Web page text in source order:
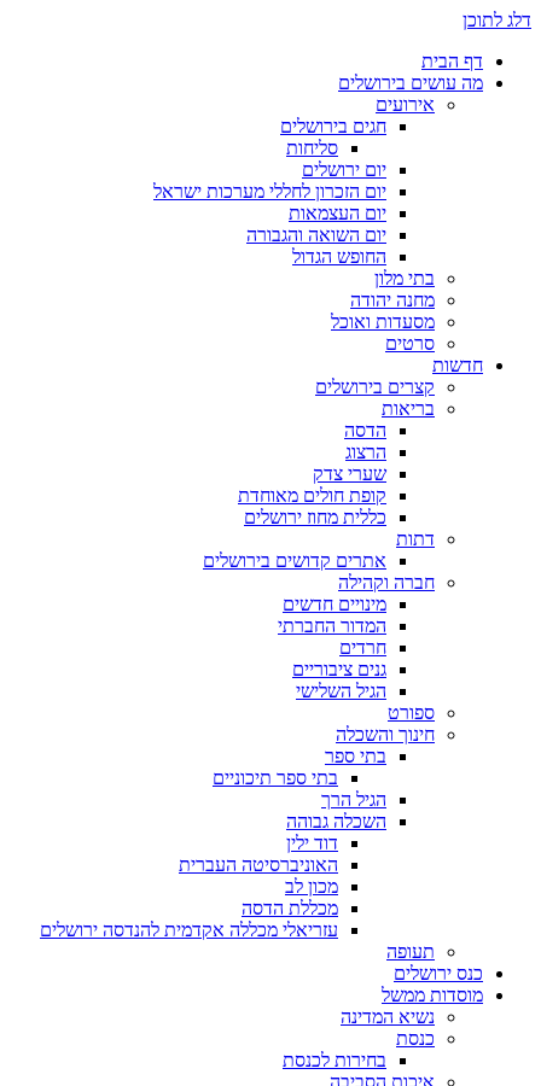
דלג לתוכן
דף הבית
מה עושים בירושלים
אירועים
חגים בירושלים
סליחות
יום ירושלים
יום הזכרון לחללי מערכות ישראל
יום העצמאות
יום השואה והגבורה
החופש הגדול
בתי מלון
מחנה יהודה
מסעדות ואוכל
סרטים
חדשות
קצרים בירושלים
בריאות
הדסה
הרצוג
שערי צדק
קופת חולים מאוחדת
כללית מחוז ירושלים
דתות
אתרים קדושים בירושלים
חברה וקהילה
מינויים חדשים
המדור החברתי
חרדים
גנים ציבוריים
הגיל השלישי
ספורט
חינוך והשכלה
בתי ספר
בתי ספר תיכוניים
הגיל הרך
השכלה גבוהה
דוד ילין
האוניברסיטה העברית
מכון לב
מכללת הדסה
עזריאלי מכללה אקדמית להנדסה ירושלים
תעופה
כנס ירושלים
מוסדות ממשל
נשיא המדינה
כנסת
בחירות לכנסת
איכות הסביבה